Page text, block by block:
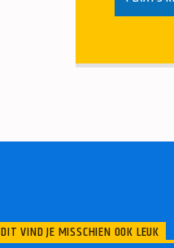
DIT VIND JE MISSCHIEN OOK LEUK